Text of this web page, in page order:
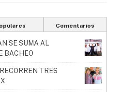
Comentarios
SE SUMA AL
BACHEO
TRES